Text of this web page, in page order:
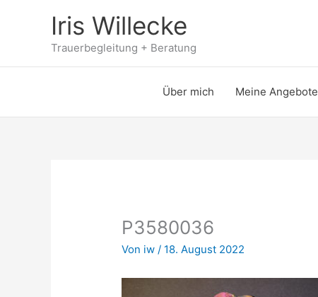
Iris Willecke
Trauerbegleitung + Beratung
Über mich Meine Angebote
P3580036
Von iw/ 18. August 2022